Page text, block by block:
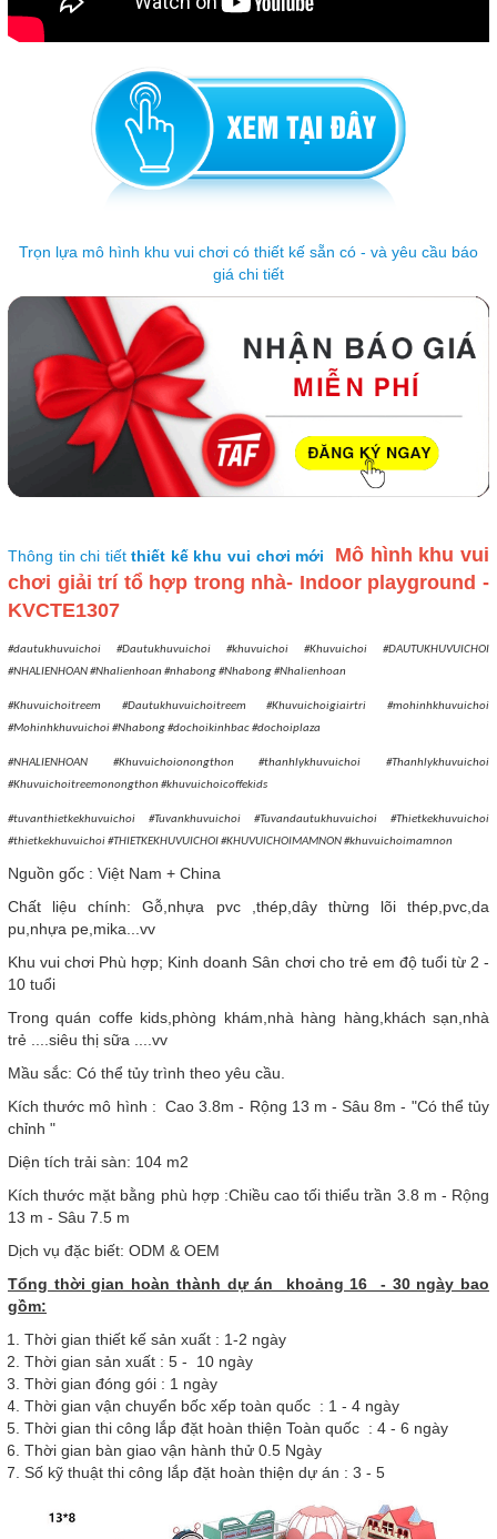
Trọn lựa mô hình khu vui chơi có thiết kế sẵn có - và yêu cầu báo
giá chi tiết
Thông tin chi tiếtthiết kế khu vui chơi mới
Mô hình khu vui
chơi giải trí tổ hợp trong nhà- Indoor playground -
KVCTE1307
#dautukhuvuichoi #Dautukhuvuichoi #khuvuichoi #Khuvuichoi #DAUTUKHUVUICHOI
#NHALIENHOAN #Nhalienhoan #nhabong #Nhabong #Nhalienhoan
#Khuvuichoitreem #Dautukhuvuichoitreem #Khuvuichoigiairtri #mohinhkhuvuichoi
#Mohinhkhuvuichoi #Nhabong #dochoikinhbac #dochoiplaza
#NHALIENHOAN #Khuvuichoionongthon #thanhlykhuvuichoi #Thanhlykhuvuichoi
#Khuvuichoitreemonongthon #khuvuichoicoffekids
#tuvanthietkekhuvuichoi #Tuvankhuvuichoi #Tuvandautukhuvuichoi #Thietkekhuvuichoi
#thietkekhuvuichoi #THIETKEKHUVUICHOI #KHUVUICHOIMAMNON #khuvuichoimamnon
Nguồn gốc : Việt Nam + China
Chất liệu chính: Gỗ,nhựa pvc ,thép,dây thừng lõi thép,pvc,da
pu,nhựa pe,mika...vv
Khu vui chơi Phù hợp; Kinh doanh Sân chơi cho trẻ em độ tuổi từ 2 -
10 tuổi
Trong quán coffe kids,phòng khám,nhà hàng hàng,khách sạn,nhà
trẻ ....siêu thị sữa ....vv
Mầu sắc: Có thể tủy trình theo yêu cầu.
Kích thước mô hình : Cao 3.8m - Rộng 13 m - Sâu 8m - "Có thể tủy
chỉnh "
Diện tích trải sàn: 104 m2
Kích thước mặt bằng phù hợp :Chiều cao tối thiểu trần 3.8 m - Rộng
13 m - Sâu 7.5 m
Dịch vụ đặc biết: ODM & OEM
Tổng thời gian hoàn thành dự án khoảng 16 - 30 ngày bao
gồm:
Thời gian thiết kế sản xuất : 1-2 ngày
Thời gian sản xuất : 5 - 10 ngày
Thời gian đóng gói : 1 ngày
Thời gian vận chuyển bốc xếp toàn quốc : 1 - 4 ngày
Thời gian thi công lắp đặt hoàn thiện Toàn quốc : 4 - 6 ngày
Thời gian bàn giao vận hành thử 0.5 Ngày
Số kỹ thuật thi công lắp đặt hoàn thiện dự án : 3 - 5